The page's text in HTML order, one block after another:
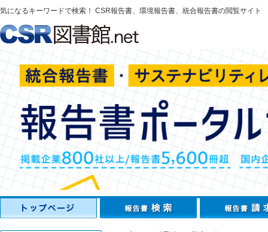
気になるキーワードで検索！ CSR報告書、環境報告書、統合報告書の閲覧サイト